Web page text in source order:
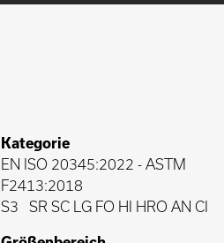
Kategorie
EN ISO 20345:2022 - ASTM
F2413:2018
S3
SR SC LG FO HI HRO AN CI